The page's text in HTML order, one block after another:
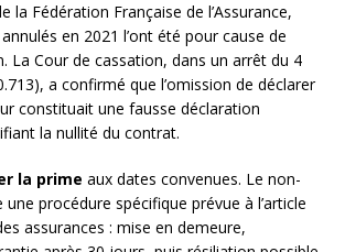
la Fédération Française de l’Assurance,
en 2021 l’ont été pour cause de
La Cour de cassation, dans un arrêt du 4
a confirmé que l’omission de déclarer
constituait une fausse déclaration
la nullité du contrat.
la prime aux dates convenues. Le non-
procédure spécifique prévue à l’article
assurances : mise en demeure,